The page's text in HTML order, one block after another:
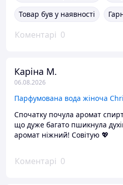
Товар був у наявності
Коментарі 0
Каріна М.
06.08.2026
Спочатку почула аромат
що дуже багато пшикнула
аромат ніжний! Совітую 💖
Коментарі 0